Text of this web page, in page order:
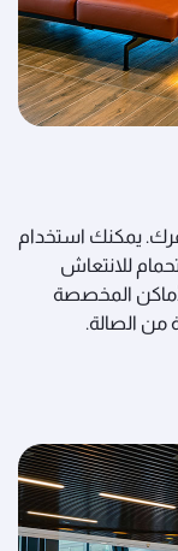
يمكنك استخدام
للانتعاش
المخصصة
من الصالة.